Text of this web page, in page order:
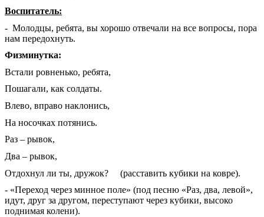
Воспитатель:
- Молодцы, ребята, вы хорошо отвечали на все вопросы, пора
нам передохнуть.
Физминутка:
Встали ровненько, ребята,
Пошагали, как солдаты.
Влево, вправо наклонись,
На носочках потянись.
Раз – рывок,
Два – рывок,
Отдохнул ли ты, дружок? (расставить кубики на ковре).
- «Переход через минное поле» (под песню «Раз, два, левой»,
идут, друг за другом, переступают через кубики, высоко
поднимая колени).